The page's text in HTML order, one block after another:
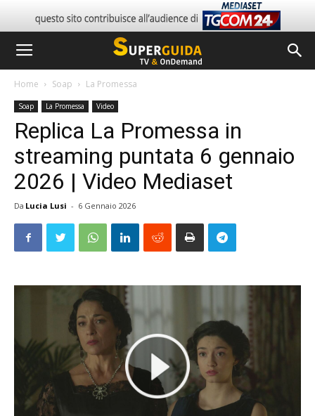
Home Soap La Promessa
Soap La Promessa Video
Replica La Promessa in
streaming puntata 6 gennaio
2026 | Video Mediaset
Da Lucia Lusi - 6 Gennaio 2026